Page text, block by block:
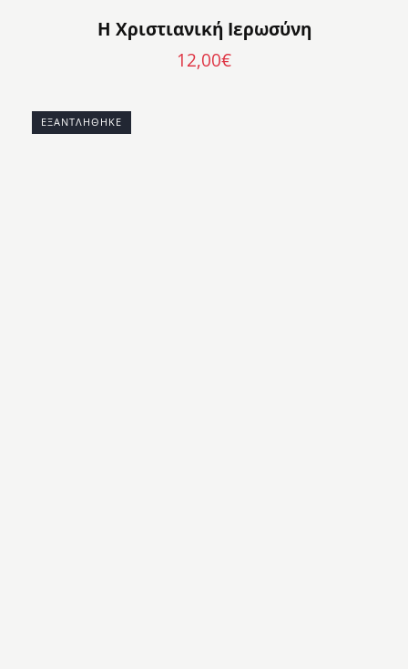
Η Χριστιανική Ιερωσύνη
12,00€
ΕΞΑΝΤΛΉΘΗΚΕ